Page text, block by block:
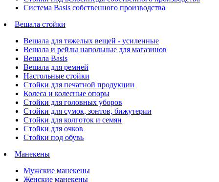
Система Basis собственного производства
Вешала стойки
Вешала для тяжелых вещей - усиленные
Вешала и рейлы напольные для магазинов
Вешала Basis
Вешала для ремней
Настольные стойки
Стойки для печатной продукции
Колеса и колесные опоры
Стойки для головных уборов
Стойки для сумок, зонтов, бижутерии
Стойки для колготок и семян
Стойки для очков
Стойки под обувь
Манекены
Мужские манекены
Женские манекены